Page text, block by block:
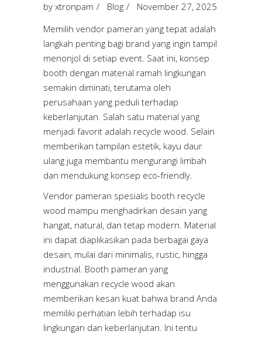
by xtronpam Blog
November 27, 2025
Memilih vendor pameran yang tepat adalah
langkah penting bagi brand yang ingin tampil
menonjol di setiap event. Saat ini, konsep
booth dengan material ramah lingkungan
semakin diminati, terutama oleh
perusahaan yang peduli terhadap
keberlanjutan. Salah satu material yang
menjadi favorit adalah recycle wood. Selain
memberikan tampilan estetik, kayu daur
ulang juga membantu mengurangi limbah
dan mendukung konsep eco-friendly.
Vendor pameran spesialis booth recycle
wood mampu menghadirkan desain yang
hangat, natural, dan tetap modern. Material
ini dapat diaplikasikan pada berbagai gaya
desain, mulai dari minimalis, rustic, hingga
industrial. Booth pameran yang
menggunakan recycle wood akan
memberikan kesan kuat bahwa brand Anda
memiliki perhatian lebih terhadap isu
lingkungan dan keberlanjutan. Ini tentu